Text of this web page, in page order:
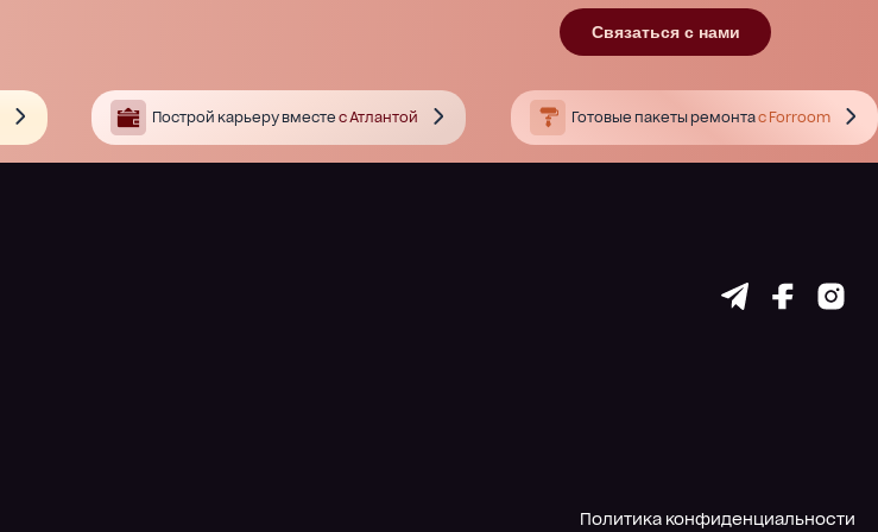
Связаться с нами
Построй карьеру вместе с Атлантой Готовые пакеты ремонтас Forroom
Политика конфиденциальности